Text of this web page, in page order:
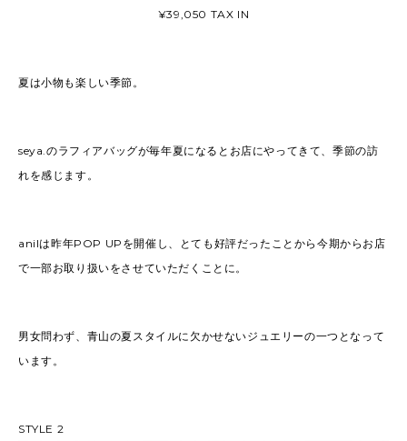
¥39,050 TAX IN
夏は小物も楽しい季節。
seya.のラフィアバッグが毎年夏になるとお店にやってきて、季節の訪
れを感じます。
anilは昨年POP UPを開催し、とても好評だったことから今期からお店
で一部お取り扱いをさせていただくことに。
男女問わず、青山の夏スタイルに欠かせないジュエリーの一つとなって
います。
STYLE 2